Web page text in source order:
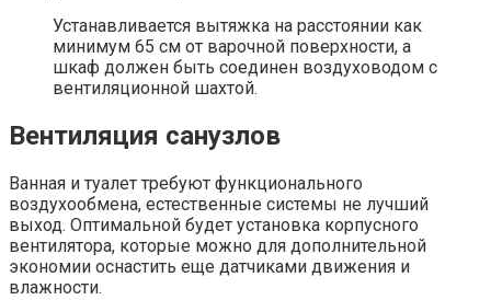
Устанавливается вытяжка на расстоянии как
минимум 65 см от варочной поверхности, а
шкаф должен быть соединен воздуховодом с
вентиляционной шахтой.
Вентиляция санузлов
Ванная и туалет требуют функционального
воздухообмена, естественные системы не лучший
выход. Оптимальной будет установка корпусного
вентилятора, которые можно для дополнительной
экономии оснастить еще датчиками движения и
влажности.